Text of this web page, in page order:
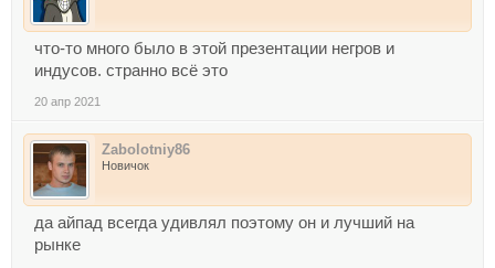
что-то много было в этой презентации негров и
индусов. странно всё это
20 апр 2021
Zabolotniy86
Новичок
да айпад всегда удивлял поэтому он и лучший на
рынке